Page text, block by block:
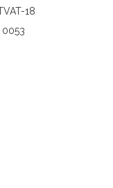
18